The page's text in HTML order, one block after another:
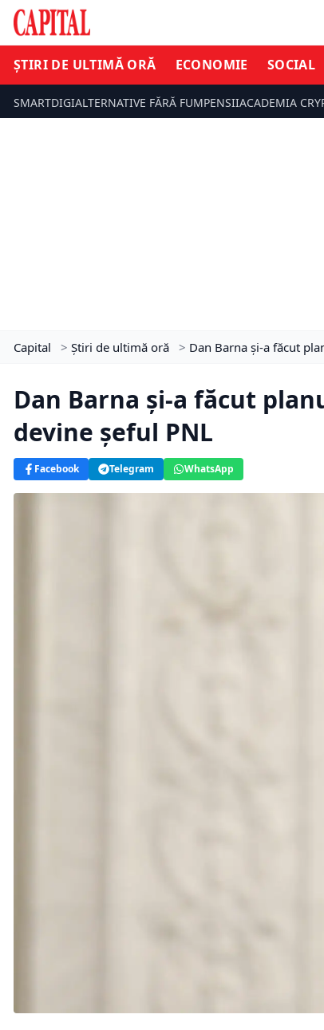
ȘTIRI DE ULTIMĂ ORĂ ECONOMIE SOCIAL
SMARTDIGIALTERNATIVE FĂRĂ FUMPENSIIACADEMIA
Capital > Știri de ultimă oră > Dan Barna și-a făcut
Dan Barna și-a făcut
devine șeful PNL
Facebook Telegram WhatsApp